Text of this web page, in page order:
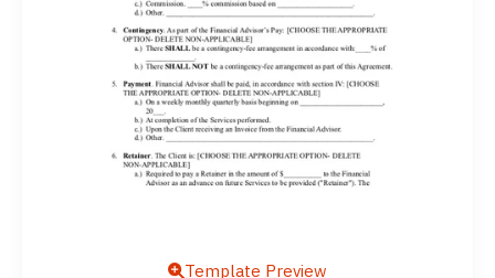
Template Preview